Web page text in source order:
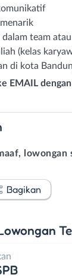
dalam team
(kelas
di kota
EMAIL
lowongan
Bagikan